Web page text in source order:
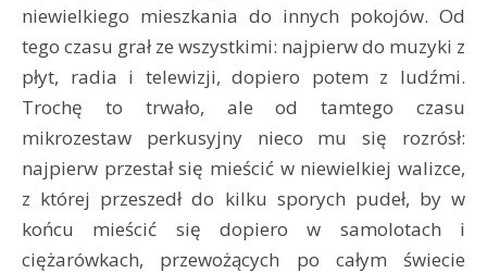
niewielkiego mieszkania do innych pokojów. Od
tego czasu grał ze wszystkimi: najpierw do muzyki z
płyt, radia i telewizji, dopiero potem z ludźmi.
Trochę to trwało, ale od tamtego czasu
mikrozestaw perkusyjny nieco mu się rozrósł:
najpierw przestał się mieścić w niewielkiej walizce,
z której przeszedł do kilku sporych pudeł, by w
końcu mieścić się dopiero w samolotach i
ciężarówkach, przewożących po całym świecie